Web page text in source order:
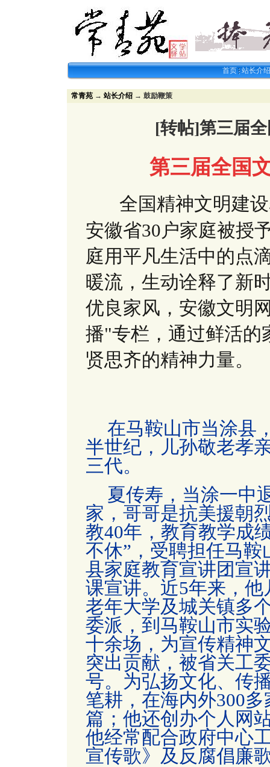
首页 站长介绍
常青苑→ 站长介绍→ 鼓励鞭策
[转帖]第三届
第三届全国
全国精神文明建
安徽省30户家庭被授
庭用平凡生活中的点
暖流，生动诠释了新
优良家风，安徽文明
播"专栏，通过鲜活的
贤思齐的精神力量。
在马鞍山市当涂县
半世纪，儿孙敬老孝
三代。
夏传寿，当涂一中
家，哥哥是抗美援朝
教40年，教育教学成
不休”，受聘担任马
县家庭教育宣讲团宣
课宣讲。近5年来，
老年大学及城关镇多
委派，到马鞍山市实
十余场，为宣传精神
突出贡献，被省关工
号。为弘扬文化、传
笔耕，在海内外300
篇；他还创办个人网
他经常配合政府中心
宣传歌》及反腐倡廉